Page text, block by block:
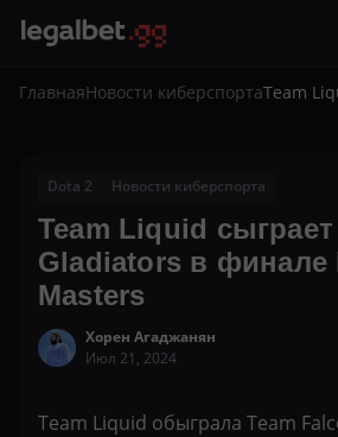
ГлавнаяНовости киберспортаTeam
Dota 2 Новости киберспорта
Team Liquid
Gladiators в финале
Masters
Хорен Агаджанян
Июл 21, 2024
Team Liquid обыграла Team